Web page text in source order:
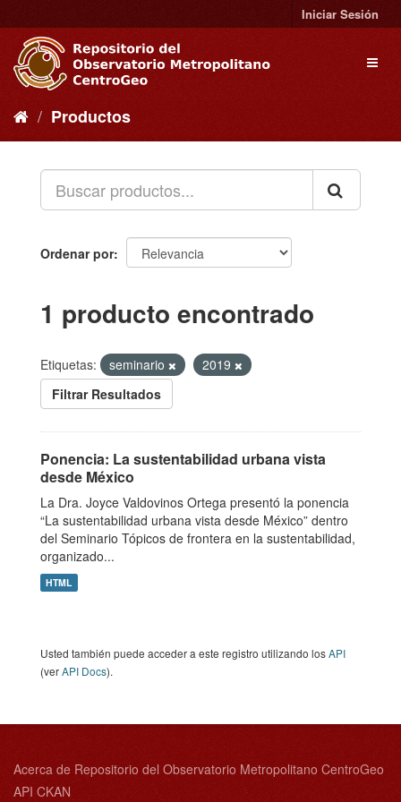
al
contenido
Iniciar Sesión
Productos
Ordenar por
1 producto encontrado
Etiquetas: seminario
2019
Filtrar Resultados
Ponencia: La sustentabilidad urbana vista
desde México
La Dra. Joyce Valdovinos Ortega presentó la ponencia
“La sustentabilidad urbana vista desde México” dentro
del Seminario Tópicos de frontera en la sustentabilidad,
organizado...
HTML
Usted también puede acceder a este registro utilizando losAPI
(verAPI Docs).
Acerca de Repositorio del Observatorio Metropolitano CentroGeo
API CKAN